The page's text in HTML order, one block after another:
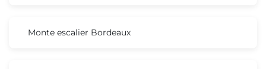
Monte escalier Bordeaux